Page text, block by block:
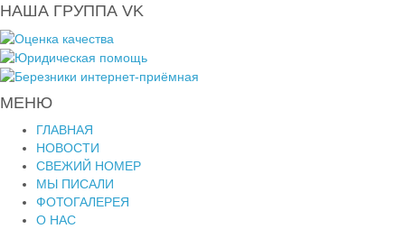
НАША ГРУППА VK
МЕНЮ
ГЛАВНАЯ
НОВОСТИ
СВЕЖИЙ НОМЕР
МЫ ПИСАЛИ
ФОТОГАЛЕРЕЯ
О НАС